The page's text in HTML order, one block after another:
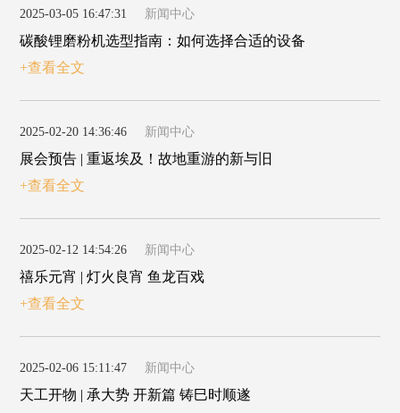
2025-03-05 16:47:31 新闻中心
碳酸锂磨粉机选型指南：如何选择合适的设备
+查看全文
2025-02-20 14:36:46 新闻中心
展会预告 | 重返埃及！故地重游的新与旧
+查看全文
2025-02-12 14:54:26 新闻中心
禧乐元宵 | 灯火良宵 鱼龙百戏
+查看全文
2025-02-06 15:11:47 新闻中心
天工开物 | 承大势 开新篇 铸巳时顺遂